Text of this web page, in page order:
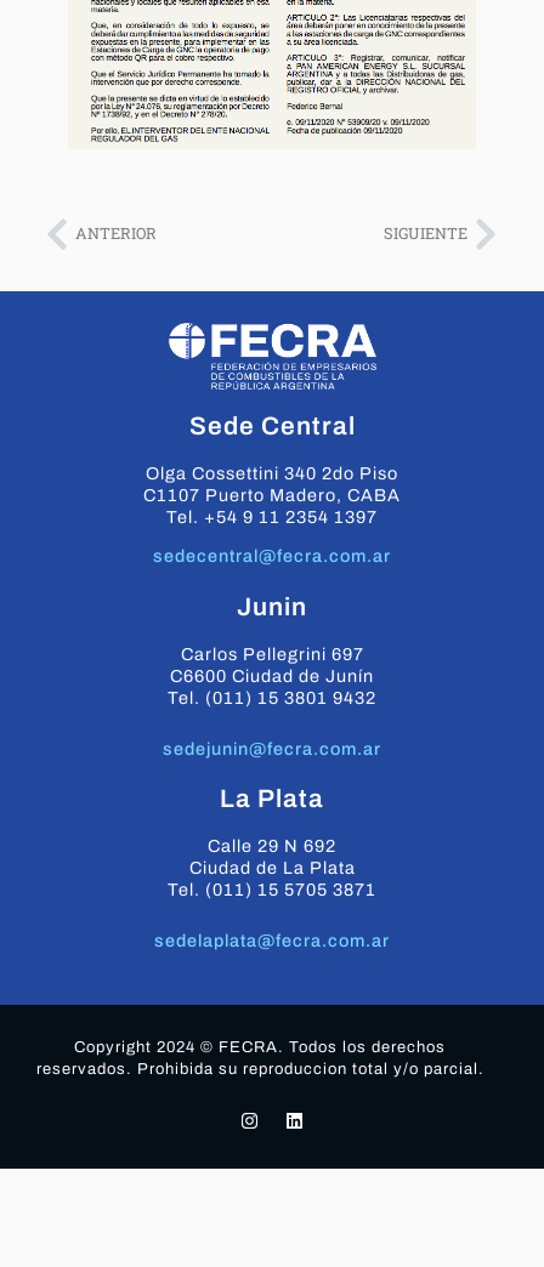
ANTERIOR SIGUIENTE
Sede Central
Olga Cossettini 340 2do Piso
C1107 Puerto Madero, CABA
Tel. +54 9 11 2354 1397
sedecentral@fecra.com.ar
Junin
Carlos Pellegrini 697
C6600 Ciudad de Junín
Tel. (011) 15 3801 9432
sedejunin@fecra.com.ar
La Plata
Calle 29 N 692
Ciudad de La Plata
Tel. (011) 15 5705 3871
sedelaplata@fecra.com.ar
Copyright 2024 © FECRA. Todos los derechos
reservados. Prohibida su reproduccion total y/o parcial.